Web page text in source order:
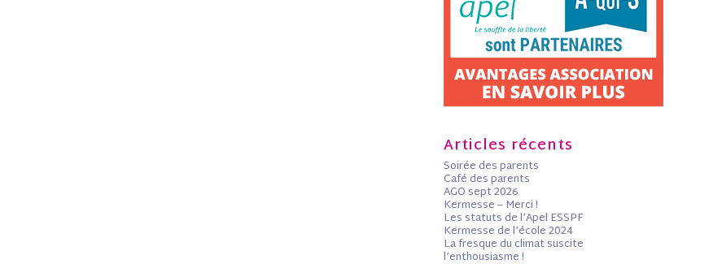
Articles récents
Soirée des parents
Café des parents
AGO sept 2026
Kermesse – Merci !
Les statuts de l’Apel ESSPF
Kermesse de l’école 2024
La fresque du climat suscite
l’enthousiasme !